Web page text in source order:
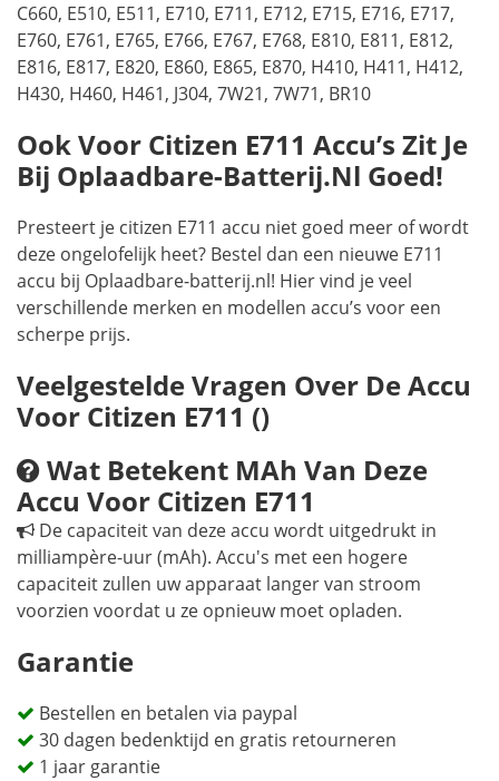
C660, E510, E511, E710, E711, E712, E715, E716, E717,
E760, E761, E765, E766, E767, E768, E810, E811, E812,
E816, E817, E820, E860, E865, E870, H410, H411, H412,
H430, H460, H461, J304, 7W21, 7W71, BR10
Ook Voor Citizen E711 Accu’s Zit Je
Bij Oplaadbare-Batterij.nl Goed!
Presteert je citizen E711 accu niet goed meer of wordt
deze ongelofelijk heet? Bestel dan een nieuwe E711
accu bij Oplaadbare-batterij.nl! Hier vind je veel
verschillende merken en modellen accu’s voor een
scherpe prijs.
Veelgestelde Vragen Over De Accu
Voor Citizen E711 ()
Wat Betekent MAh Van Deze
Accu Voor Citizen E711
De capaciteit van deze accu wordt uitgedrukt in
milliampère-uur (mAh). Accu's met een hogere
capaciteit zullen uw apparaat langer van stroom
voorzien voordat u ze opnieuw moet opladen.
Garantie
Bestellen en betalen via paypal
30 dagen bedenktijd en gratis retourneren
1 jaar garantie